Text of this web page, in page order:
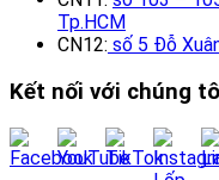
Tp.HCM
CN12: số 5 Đỗ
Kết nối với chúng